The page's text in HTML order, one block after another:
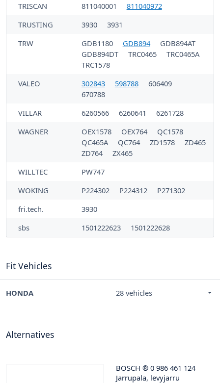
TRISCAN
811040001
811040972
TRUSTING
3930
3931
TRW
GDB1180 GDB894
GDB894AT
GDB894DT
TRC0465
TRC0465A
TRC1578
VALEO
302843 598788
606409
670788
VILLAR
6260566 6260641
6261728
WAGNER
OEX1578 OEX764
QC1578
QC465A
QC764 ZD1578
ZD465
ZD764
ZX465
WILLTEC
PW747
WOKING
P224302 P224312
P271302
fri.tech.
3930
sbs
1501222623 1501222628
Fit Vehicles
HONDA 28 vehicles
Alternatives
BOSCH ® 0 986 461 124
Jarrupala, levyjarru